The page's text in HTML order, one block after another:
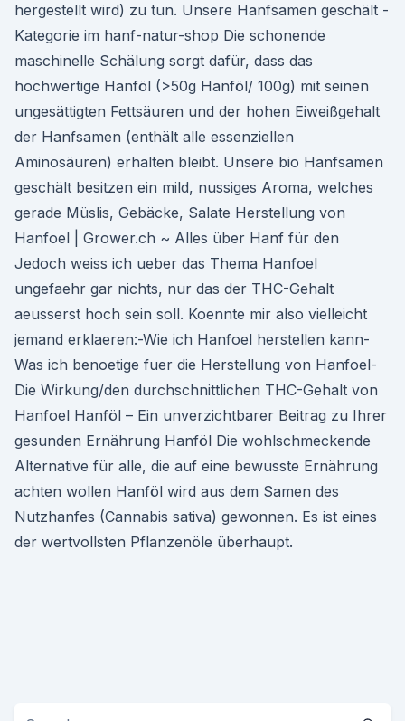
hergestellt wird) zu tun. Unsere Hanfsamen geschält -
Kategorie im hanf-natur-shop Die schonende
maschinelle Schälung sorgt dafür, dass das
hochwertige Hanföl (>50g Hanföl/ 100g) mit seinen
ungesättigten Fettsäuren und der hohen Eiweißgehalt
der Hanfsamen (enthält alle essenziellen
Aminosäuren) erhalten bleibt. Unsere bio Hanfsamen
geschält besitzen ein mild, nussiges Aroma, welches
gerade Müslis, Gebäcke, Salate Herstellung von
Hanfoel | Grower.ch ~ Alles über Hanf für den
Jedoch weiss ich ueber das Thema Hanfoel
ungefaehr gar nichts, nur das der THC-Gehalt
aeusserst hoch sein soll. Koennte mir also vielleicht
jemand erklaeren:-Wie ich Hanfoel herstellen kann-
Was ich benoetige fuer die Herstellung von Hanfoel-
Die Wirkung/den durchschnittlichen THC-Gehalt von
Hanfoel Hanföl – Ein unverzichtbarer Beitrag zu Ihrer
gesunden Ernährung Hanföl Die wohlschmeckende
Alternative für alle, die auf eine bewusste Ernährung
achten wollen Hanföl wird aus dem Samen des
Nutzhanfes (Cannabis sativa) gewonnen. Es ist eines
der wertvollsten Pflanzenöle überhaupt.